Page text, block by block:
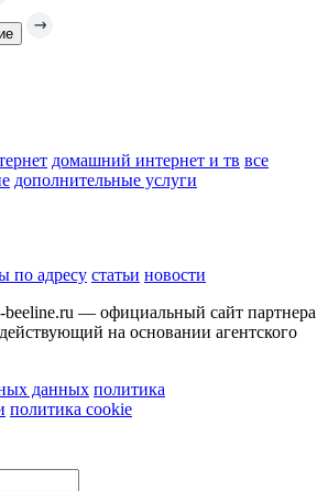
домашний интернет и тв все
дополнительные услуги
по адресу статьи новости
— официальный сайт партнера
на основании агентского
данных политика
политика cookie